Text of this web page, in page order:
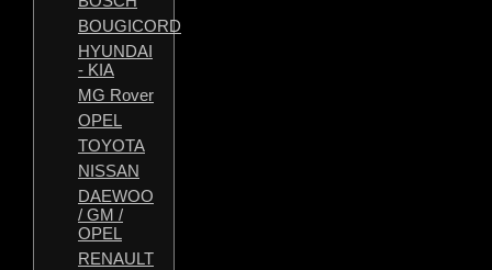
BOUGICORD
HYUNDAI
- KIA
MG Rover
OPEL
TOYOTA
NISSAN
DAEWOO
/ GM /
OPEL
RENAULT